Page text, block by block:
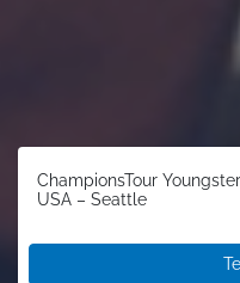
ChampionsTour
USA – Seattle